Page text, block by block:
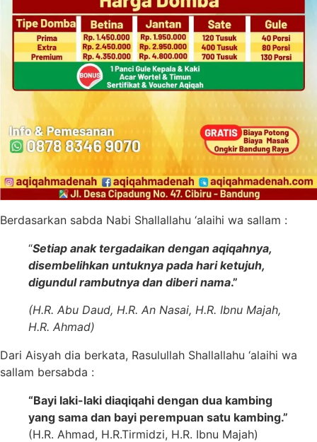
Berdasarkan sabda Nabi Shallallahu ‘alaihi wa sallam :
“Setiap anak tergadaikan dengan aqiqahnya,
disembelihkan untuknya pada hari ketujuh,
digundul rambutnya dan diberi nama.”
(H.R. Abu Daud, H.R. An Nasai, H.R. Ibnu Majah,
H.R. Ahmad)
Dari Aisyah dia berkata, Rasulullah Shallallahu ‘alaihi wa
sallam bersabda :
“Bayi laki-laki diaqiqahi dengan dua kambing
yang sama dan bayi perempuan satu kambing.”
(H.R. Ahmad, H.R.Tirmidzi, H.R. Ibnu Majah)